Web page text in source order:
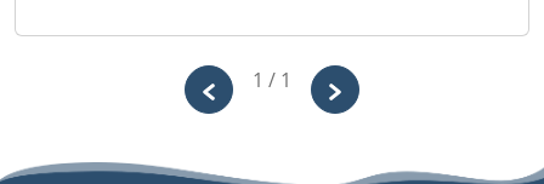
1 / 1